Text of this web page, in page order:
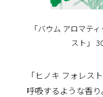
「バウム アロマテ
スト」
「ヒノキ フォレス
呼吸するような香